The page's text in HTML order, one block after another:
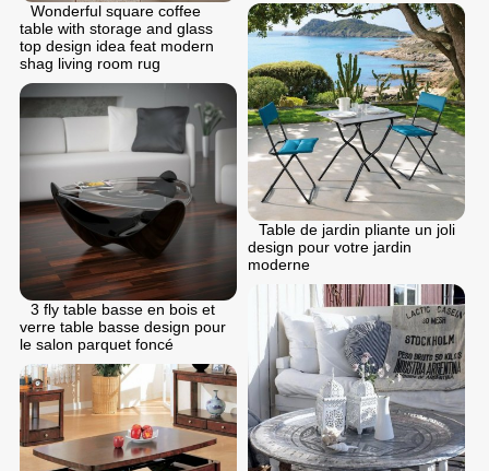
Wonderful square coffee
table with storage and glass
top design idea feat modern
shag living room rug
Table de jardin pliante un joli
design pour votre jardin
moderne
3 fly table basse en bois et
verre table basse design pour
le salon parquet foncé